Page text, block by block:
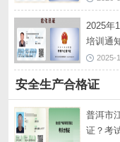
2025年
培训通
2025-
安全生产合格证
普洱市
证？考